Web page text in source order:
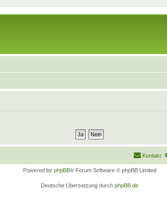
Kontakt
Powered by phpBB® Forum Software © phpBB Limited
Deutsche Übersetzung durch phpBB.de